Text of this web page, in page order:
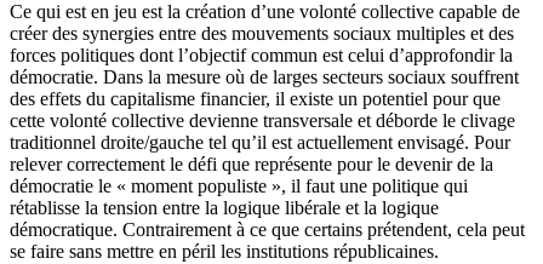
Ce qui est en jeu est la création d’une volonté collective capable de
créer des synergies entre des mouvements sociaux multiples et des
forces politiques dont l’objectif commun est celui d’approfondir la
démocratie. Dans la mesure où de larges secteurs sociaux souffrent
des effets du capitalisme financier, il existe un potentiel pour que
cette volonté collective devienne transversale et déborde le clivage
traditionnel droite/gauche tel qu’il est actuellement envisagé. Pour
relever correctement le défi que représente pour le devenir de la
démocratie le « moment populiste », il faut une politique qui
rétablisse la tension entre la logique libérale et la logique
démocratique. Contrairement à ce que certains prétendent, cela peut
se faire sans mettre en péril les institutions républicaines.